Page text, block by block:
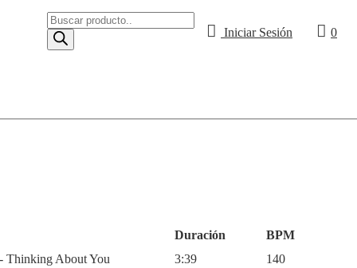
Búsqueda
de
productos
Iniciar Sesión 0
Duración
BPM
Thinking About You
3:39
140